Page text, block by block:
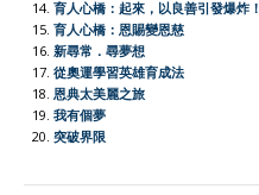
育人心橋：起來，以良善引發爆炸！
育人心橋：恩賜變恩慈
新尋常．尋夢想
從奧運學習英雄育成法
恩典太美麗之旅
我有個夢
突破界限